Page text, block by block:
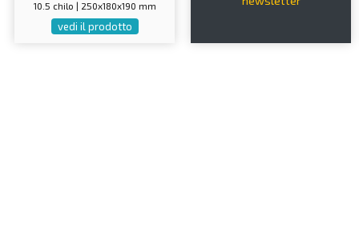
10.5 chilo | 250x180x190 mm
vedi il prodotto